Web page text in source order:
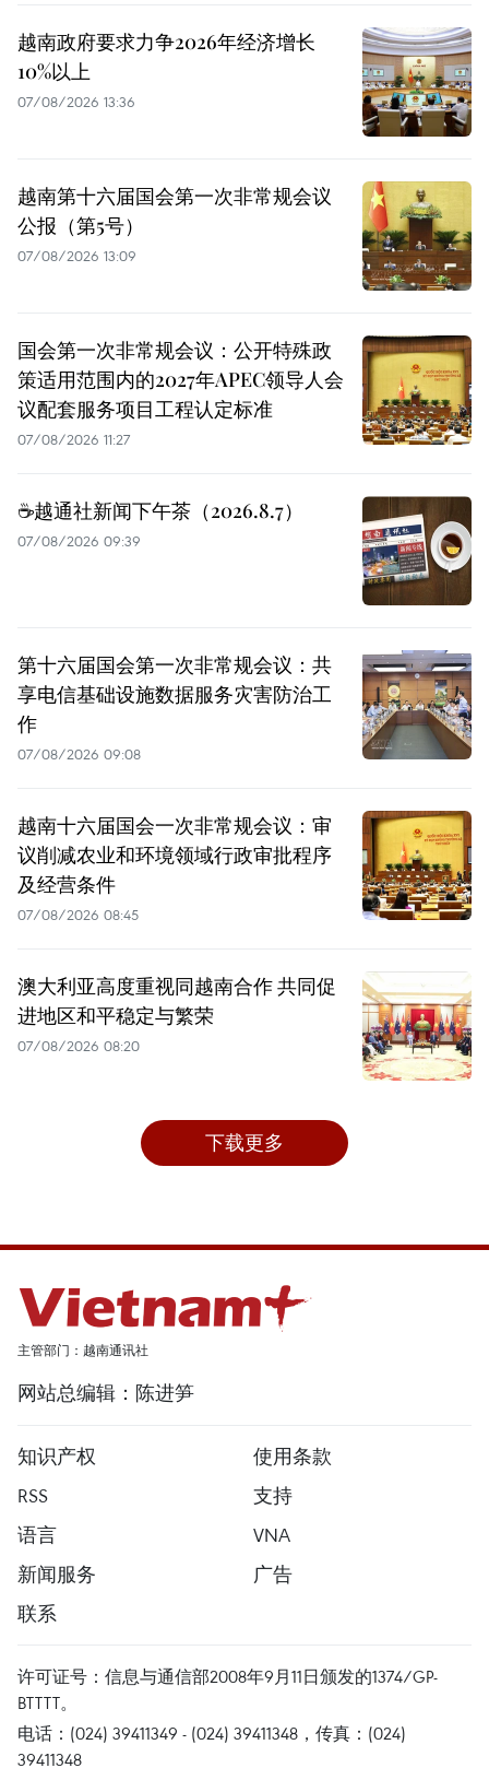
越南政府要求力争2026年经济增长
10%以上
07/08/2026 13:36
越南第十六届国会第一次非常规会议
公报（第5号）
07/08/2026 13:09
国会第一次非常规会议：公开特殊政
策适用范围内的2027年APEC领导人会
议配套服务项目工程认定标准
07/08/2026 11:27
☕️越通社新闻下午茶（2026.8.7）
07/08/2026 09:39
第十六届国会第一次非常规会议：共
享电信基础设施数据服务灾害防治工
作
07/08/2026 09:08
越南十六届国会一次非常规会议：审
议削减农业和环境领域行政审批程序
及经营条件
07/08/2026 08:45
澳大利亚高度重视同越南合作 共同促
进地区和平稳定与繁荣
07/08/2026 08:20
下载更多
主管部门：越南通讯社
网站总编辑：陈进笋
知识产权
使用条款
RSS
支持
语言
VNA
新闻服务
广告
联系
许可证号：信息与通信部2008年9月11日颁发的1374/GP-
BTTTT。
电话：(024) 39411349 - (024) 39411348，传真：(024)
39411348